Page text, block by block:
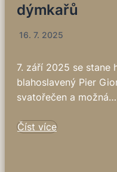
dýmkařů
16. 7. 2025
7. září 2025 se stane
blahoslavený Pier
svatořečen a možná…
Číst více